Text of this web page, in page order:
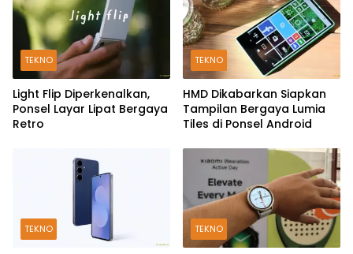
TEKNO
Light Flip Diperkenalkan,
Ponsel Layar Lipat Bergaya
Retro
TEKNO
HMD Dikabarkan Siapkan
Tampilan Bergaya Lumia
Tiles di Ponsel Android
TEKNO TEKNO